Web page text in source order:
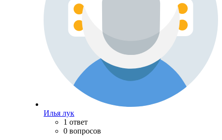
Илья лук
1 ответ
0 вопросов